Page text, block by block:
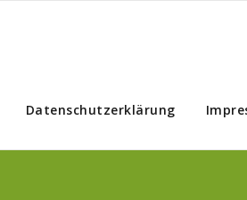
Datenschutzerklärung